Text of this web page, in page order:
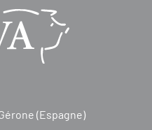
(Espagne)